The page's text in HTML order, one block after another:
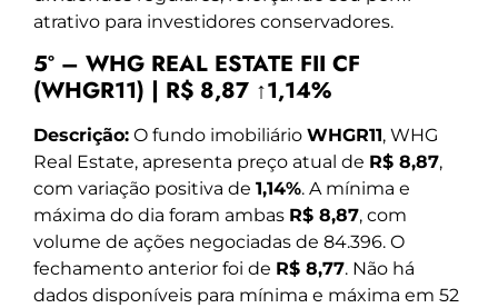
atrativo para investidores conservadores.
5º – WHG REAL ESTATE FII CF
(WHGR11) | R$ 8,87 ↑1,14%
Descrição: O fundo imobiliário WHGR11, WHG
Real Estate, apresenta preço atual de R$ 8,87,
com variação positiva de 1,14%. A mínima e
máxima do dia foram ambas R$ 8,87, com
volume de ações negociadas de 84.396. O
fechamento anterior foi de R$ 8,77. Não há
dados disponíveis para mínima e máxima em 52